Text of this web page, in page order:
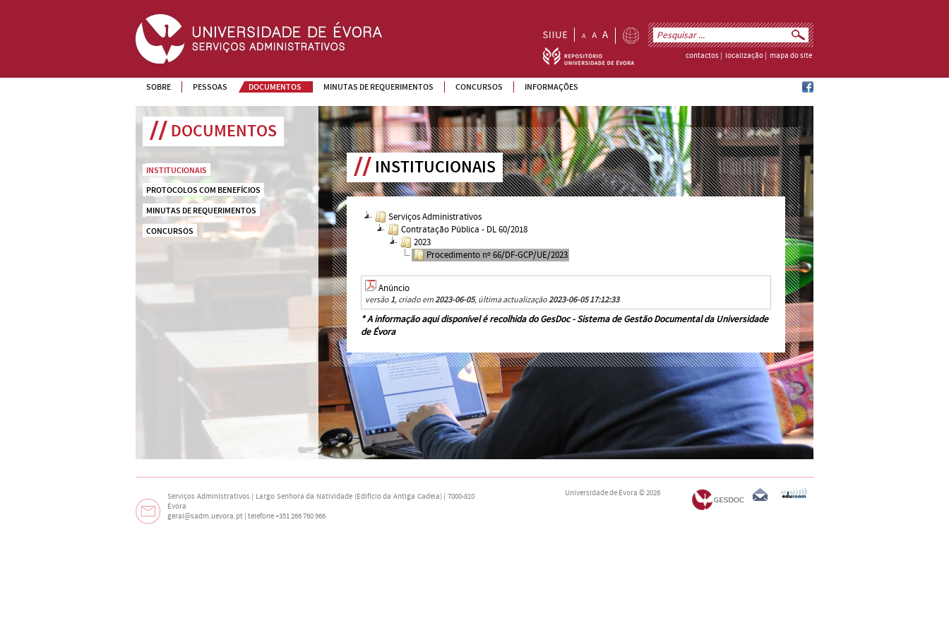
contactos localização mapa do site
SOBRE PESSOAS DOCUMENTOS MINUTAS DE REQUERIMENTOS CONCURSOS INFORMAÇÕES
DOCUMENTOS
INSTITUCIONAIS
PROTOCOLOS COM BENEFÍCIOS
MINUTAS DE REQUERIMENTOS
CONCURSOS
INSTITUCIONAIS
Serviços Administrativos
Contratação Pública - DL 60/2018
2023
Procedimento nº 66/DF-GCP/UE/2023
Anúncio
versão 1, criado em2023-06-05, última actualização2023-06-05 17:12:33
* A informação aqui disponível é recolhida doGesDoc - Sistema de Gestão Documental da Universidade
de Évora
Serviços Administrativos | Largo Senhora da Natividade (Edifício da Antiga Cadeia) | 7000-810
Évora
geral@sadm.uevora.pt | telefone +351 266 760 966
Universidade de Évora © 2026